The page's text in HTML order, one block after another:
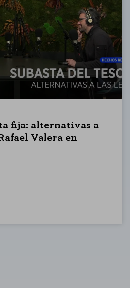
fija: alternativas a
Valera en